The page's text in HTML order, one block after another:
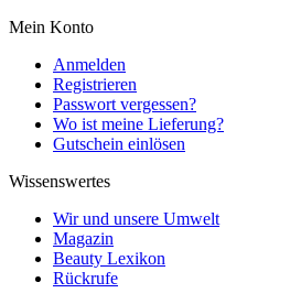
Mein Konto
Anmelden
Registrieren
Passwort vergessen?
Wo ist meine Lieferung?
Gutschein einlösen
Wissenswertes
Wir und unsere Umwelt
Magazin
Beauty Lexikon
Rückrufe